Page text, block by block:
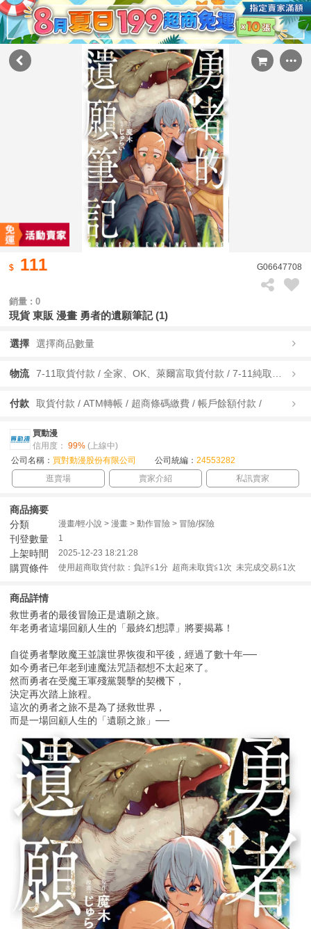
111 G06647708
銷量 : 0
現貨 東販 漫畫 勇者的遺願筆記 (1)
選擇 選擇商品數量
物流
付款 取貨付款 / ATM轉帳 / 超商條碼繳費 / 帳戶餘額付款 /
買動漫
信用度： 99% (上線中)
公司名稱： 買對動漫股份有限公司 公司統編： 24553282
逛賣場
賣家介紹 私訊賣家
商品摘要
分類
漫畫/輕小說 > 漫畫 > 動作冒險 > 冒險/探險
刊登數量 1
上架時間 2025-12-23 18:21:28
購買條件 使用超商取貨付款：負評≦1分 超商未取貨≦1次 未完成交易≦1次
商品詳情
救世勇者的最後冒險正是遺願之旅。
年老勇者這場回顧人生的「最終幻想譚」將要揭幕！
自從勇者擊敗魔王並讓世界恢復和平後，經過了數十年──
如今勇者已年老到連魔法咒語都想不太起來了。
然而勇者在受魔王軍殘黨襲擊的契機下，
決定再次踏上旅程。
這次的勇者之旅不是為了拯救世界，
而是一場回顧人生的「遺願之旅」──